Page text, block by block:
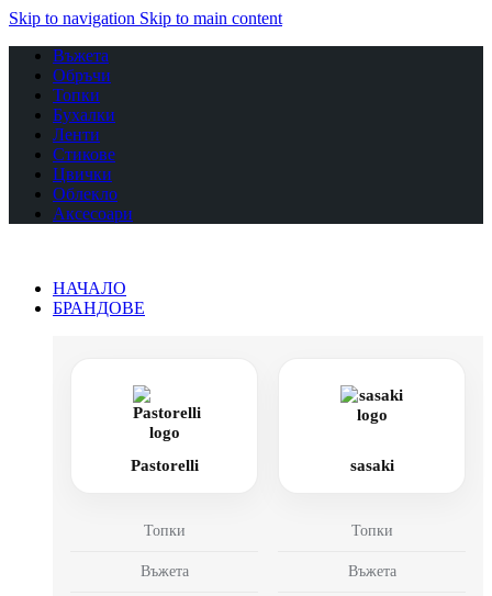
Skip to navigation Skip to main content
Въжета
Обръчи
Топки
Бухалки
Ленти
Стикове
Цвички
Облекло
Аксесоари
НАЧАЛО
БРАНДОВЕ
Pastorelli
Топки
Въжета
sasaki
Топки
Въжета